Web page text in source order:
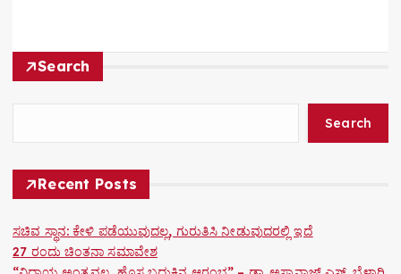
i
g
i
o
n
Search
Search
Recent Posts
ಸಚಿವ ಸ್ಥಾನ: ಕೇಳಿ ಪಡೆಯುವುದಲ್ಲ, ಗುರುತಿಸಿ ನೀಡುವುದರಲ್ಲಿ ಇದೆ
27 ರಂದು ಚಿಂತನಾ ಸಮಾವೇಶ